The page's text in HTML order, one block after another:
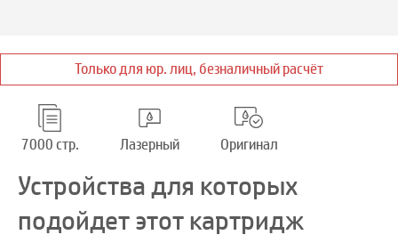
Только для юр. лиц, безналичный расчёт
7000 стр. Лазерный Оригинал
Устройства для которых
подойдет этот картридж